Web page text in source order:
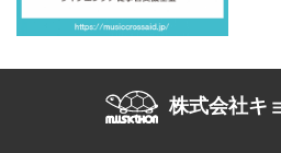
株式会社キ